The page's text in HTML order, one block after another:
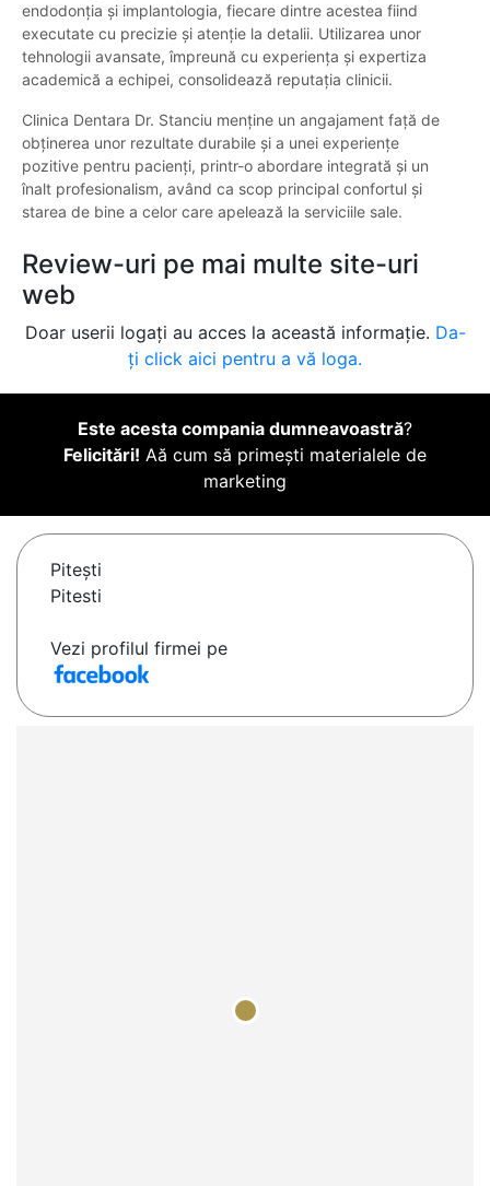
endodonția și implantologia, fiecare dintre acestea fiind
executate cu precizie și atenție la detalii. Utilizarea unor
tehnologii avansate, împreună cu experiența și expertiza
academică a echipei, consolidează reputația clinicii.
Clinica Dentara Dr. Stanciu menține un angajament față de
obținerea unor rezultate durabile și a unei experiențe
pozitive pentru pacienți, printr-o abordare integrată și un
înalt profesionalism, având ca scop principal confortul și
starea de bine a celor care apelează la serviciile sale.
Review-uri pe mai multe site-uri
web
Doar userii logați au acces la această informație. Da-
ți click aici pentru a vă loga.
Este acesta compania dumneavoastră?
Felicitări! Aă cum să primești materialele de
marketing
Piteşti
Pitesti
Vezi profilul firmei pe